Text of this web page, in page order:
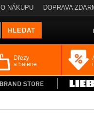
O NÁKUPU DOPRAVA
Dřezy
a baterie